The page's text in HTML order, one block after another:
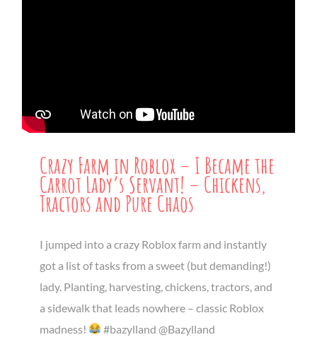
Crazy Farm in Roblox – I Became the
Carrot Lady’s Servant! – Chickens,
Tractors and Pure Chaos
I jumped into a crazy Roblox farm and instantly
got a list of tasks from a sweet (but demanding!)
lady. Planting, harvesting, chickens, tractors, and
a sidewalk that leads nowhere – classic Roblox
madness!
#bazylland @Bazylland